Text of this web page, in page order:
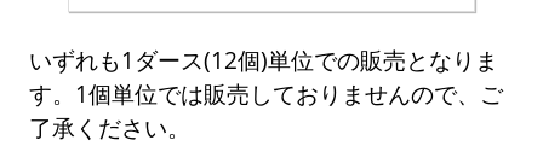
いずれも1ダース(12個)単位での販売となりま
す。1個単位では販売しておりませんので、ご
了承ください。